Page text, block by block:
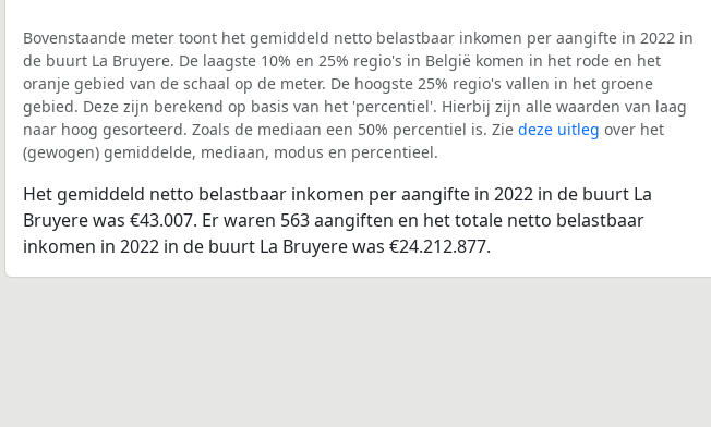
Bovenstaande meter toont het gemiddeld netto belastbaar inkomen per aangifte in 2022 in
de buurt La Bruyere. De laagste 10% en 25% regio's in België komen in het rode en het
oranje gebied van de schaal op de meter. De hoogste 25% regio's vallen in het groene
gebied. Deze zijn berekend op basis van het 'percentiel'. Hierbij zijn alle waarden van laag
naar hoog gesorteerd. Zoals de mediaan een 50% percentiel is. Zie deze uitleg over het
(gewogen) gemiddelde, mediaan, modus en percentieel.
Het gemiddeld netto belastbaar inkomen per aangifte in 2022 in de buurt La
Bruyere was €43.007. Er waren 563 aangiften en het totale netto belastbaar
inkomen in 2022 in de buurt La Bruyere was €24.212.877.